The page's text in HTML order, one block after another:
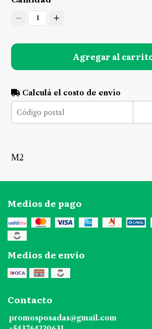
1
Agregar al
Calculá el costo de envío
M2
Medios de pago
Medios de envío
Contacto
promosposadas@gmail.com